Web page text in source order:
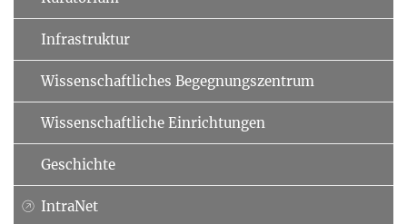
Infrastruktur
Wissenschaftliches Begegnungszentrum
Wissenschaftliche Einrichtungen
Geschichte
IntraNet